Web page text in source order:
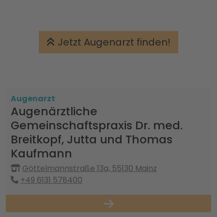
Jetzt Augenarzt finden!
Augenarzt
Augenärztliche
Gemeinschaftspraxis Dr. med.
Breitkopf, Jutta und Thomas
Kaufmann
Göttelmannstraße 13a, 55130 Mainz
+49 6131 578400